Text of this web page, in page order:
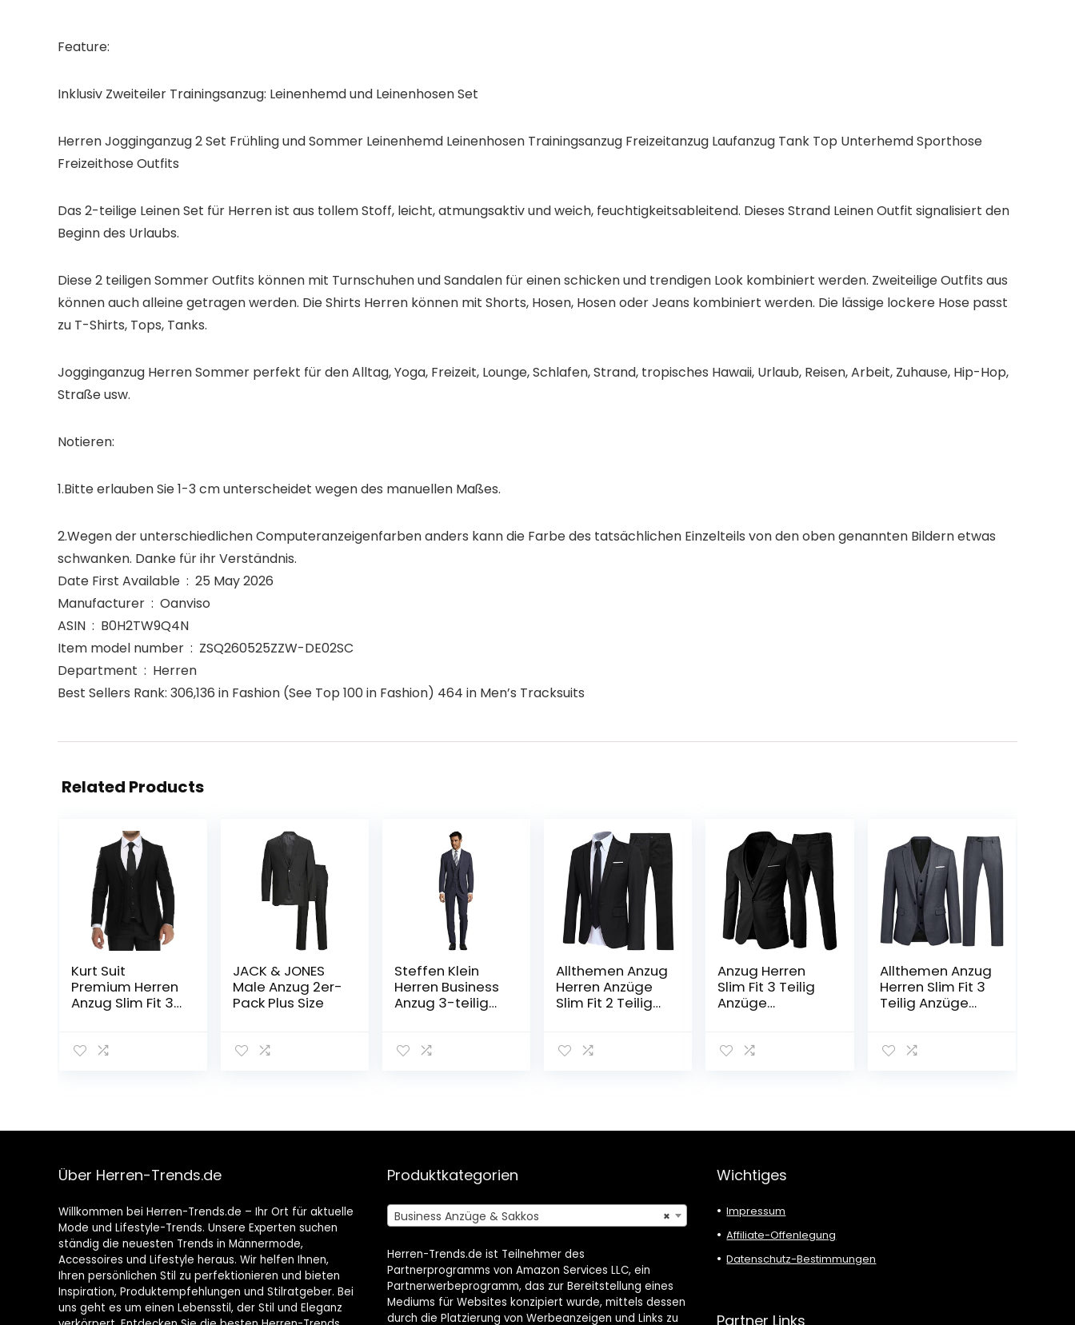
Feature:
Inklusiv Zweiteiler Trainingsanzug: Leinenhemd und Leinenhosen Set
Herren Jogginganzug 2 Set Frühling und Sommer Leinenhemd Leinenhosen Trainingsanzug Freizeitanzug Laufanzug Tank Top Unterhemd Sporthose
Freizeithose Outfits
Das 2-teilige Leinen Set für Herren ist aus tollem Stoff, leicht, atmungsaktiv und weich, feuchtigkeitsableitend. Dieses Strand Leinen Outfit signalisiert den
Beginn des Urlaubs.
Diese 2 teiligen Sommer Outfits können mit Turnschuhen und Sandalen für einen schicken und trendigen Look kombiniert werden. Zweiteilige Outfits aus
können auch alleine getragen werden. Die Shirts Herren können mit Shorts, Hosen, Hosen oder Jeans kombiniert werden. Die lässige lockere Hose passt
zu T-Shirts, Tops, Tanks.
Jogginganzug Herren Sommer perfekt für den Alltag, Yoga, Freizeit, Lounge, Schlafen, Strand, tropisches Hawaii, Urlaub, Reisen, Arbeit, Zuhause, Hip-Hop,
Straße usw.
Notieren:
1.Bitte erlauben Sie 1-3 cm unterscheidet wegen des manuellen Maßes.
2.Wegen der unterschiedlichen Computeranzeigenfarben anders kann die Farbe des tatsächlichen Einzelteils von den oben genannten Bildern etwas
schwanken. Danke für ihr Verständnis.
Date First Available ‏ : ‎ 25 May 2026
Manufacturer ‏ : ‎ Oanviso
ASIN ‏ : ‎ B0H2TW9Q4N
Item model number ‏ : ‎ ZSQ260525ZZW-DE02SC
Department ‏ : ‎ Herren
Best Sellers Rank: 306,136 in Fashion (See Top 100 in Fashion) 464 in Men’s Tracksuits
Related Products
Kurt Suit
Premium Herren
Anzug Slim Fit 3-
JACK & JONES
Male Anzug 2er-
Pack Plus Size
Steffen Klein
Herren Business
Anzug 3-teilig
Allthemen Anzug
Herren Anzüge
Slim Fit 2 Teilig
Sakko Hose
Anzug Herren
Slim Fit 3 Teilig
Anzüge
Hochzeit
Allthemen Anzug
Herren Slim Fit 3
Teilig Anzüge
Teilig Sakko
Über Herren-Trends.de
Willkommen bei Herren-Trends.de – Ihr Ort für aktuelle
Mode und Lifestyle-Trends. Unsere Experten suchen
ständig die neuesten Trends in Männermode,
Accessoires und Lifestyle heraus. Wir helfen Ihnen,
Ihren persönlichen Stil zu perfektionieren und bieten
Inspiration, Produktempfehlungen und Stilratgeber. Bei
uns geht es um einen Lebensstil, der Stil und Eleganz
Produktkategorien
×
Business Anzüge & Sakkos
Herren-Trends.de ist Teilnehmer des
Partnerprogramms von Amazon Services LLC, ein
Partnerwerbeprogramm, das zur Bereitstellung eines
Mediums für Websites konzipiert wurde, mittels dessen
durch die Platzierung von Werbeanzeigen und Links zu
Wichtiges
Impressum
Affiliate-Offenlegung
Datenschutz-Bestimmungen
Partner Links